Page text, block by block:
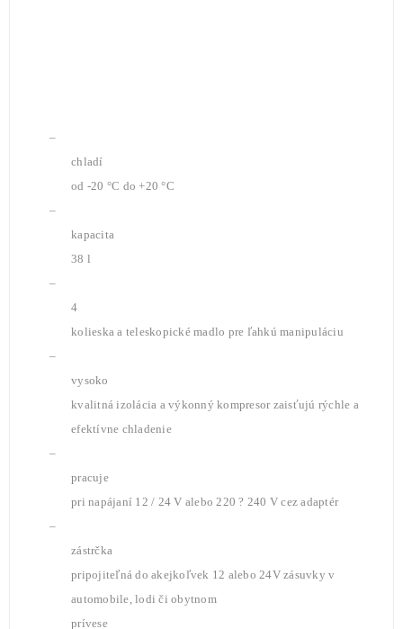
–
chladí
od -20 °C do +20 °C
–
kapacita
38 l
–
4
kolieska a teleskopické madlo pre ľahkú manipuláciu
–
vysoko
kvalitná izolácia a výkonný kompresor zaisťujú rýchle a
efektívne chladenie
–
pracuje
pri napájaní 12 / 24 V alebo 220 ? 240 V cez adaptér
–
zástrčka
pripojiteľná do akejkoľvek 12 alebo 24V zásuvky v
automobile, lodi či obytnom
prívese